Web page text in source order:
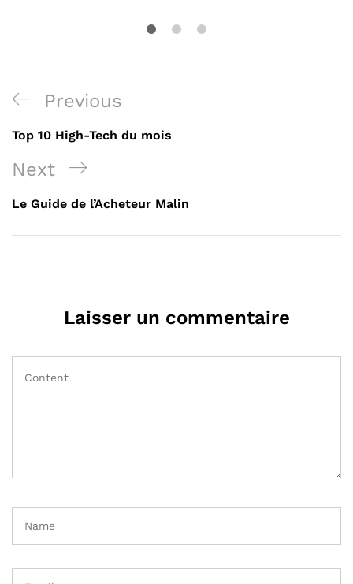
Previous
Top 10 High-Tech du mois
Next
Le Guide de l’Acheteur Malin
Laisser un commentaire